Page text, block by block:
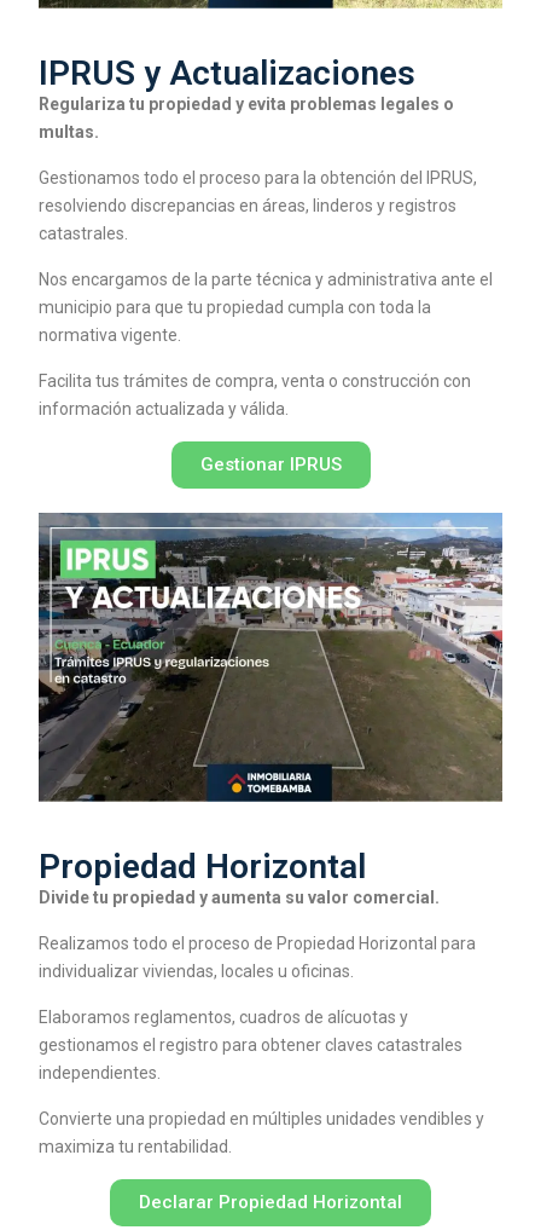
IPRUS y Actualizaciones
Regulariza tu propiedad y evita problemas legales o
multas.
Gestionamos todo el proceso para la obtención del IPRUS,
resolviendo discrepancias en áreas, linderos y registros
catastrales.
Nos encargamos de la parte técnica y administrativa ante el
municipio para que tu propiedad cumpla con toda la
normativa vigente.
Facilita tus trámites de compra, venta o construcción con
información actualizada y válida.
Gestionar IPRUS
Propiedad Horizontal
Divide tu propiedad y aumenta su valor comercial.
Realizamos todo el proceso de Propiedad Horizontal para
individualizar viviendas, locales u oficinas.
Elaboramos reglamentos, cuadros de alícuotas y
gestionamos el registro para obtener claves catastrales
independientes.
Convierte una propiedad en múltiples unidades vendibles y
maximiza tu rentabilidad.
Declarar Propiedad Horizontal